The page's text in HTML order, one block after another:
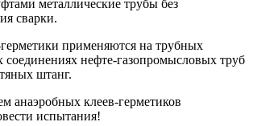
металлические трубы без
сварки.
применяются на трубных
соединениях нефте-газопромысловых труб
штанг.
анаэробных клеев-герметиков
испытания!